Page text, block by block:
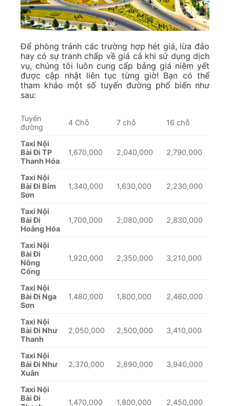
Để phòng tránh các trường hợp hét giá, lừa đảo
hay có sự tranh chấp về giá cả khi sử dụng dịch
vụ, chúng tôi luôn cung cấp bảng giá niêm yết
được cập nhật liên tục từng giờ! Bạn có thể
tham khảo một số tuyến đường phổ biến như
sau:
Tuyến
đường
4 Chỗ 7 chỗ 16 chỗ
Taxi Nội
Bài Đi TP
Thanh Hóa
1,670,000 2,040,000 2,790,000
Taxi Nội
Bài Đi Bỉm
Sơn
1,340,000 1,630,000 2,230,000
Taxi Nội
Bài Đi
Hoằng Hóa
1,700,000 2,080,000 2,830,000
Taxi Nội
Bài Đi
Nông
Cống
1,920,000 2,350,000 3,210,000
Taxi Nội
Bài Đi Nga
Sơn
1,480,000 1,800,000 2,460,000
Taxi Nội
Bài Đi Như
Thanh
2,050,000 2,500,000 3,410,000
Taxi Nội
Bài Đi Như
Xuân
2,370,000 2,890,000 3,940,000
Taxi Nội
Bài Đi
1,470,000 1,800,000 2,450,000